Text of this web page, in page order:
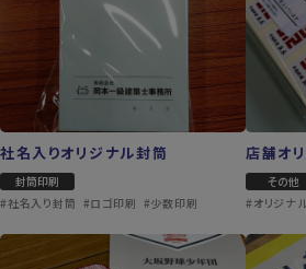
社名入りオリジナル封筒
封筒印刷
#社名入り封筒 #ロゴ印刷 #少数印刷
店舗オ
その他
#オリジナ